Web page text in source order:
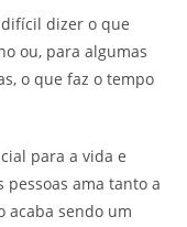
dizer o que
ou, para algumas
o que faz o tempo
para a vida e
ama tanto a
acaba sendo um